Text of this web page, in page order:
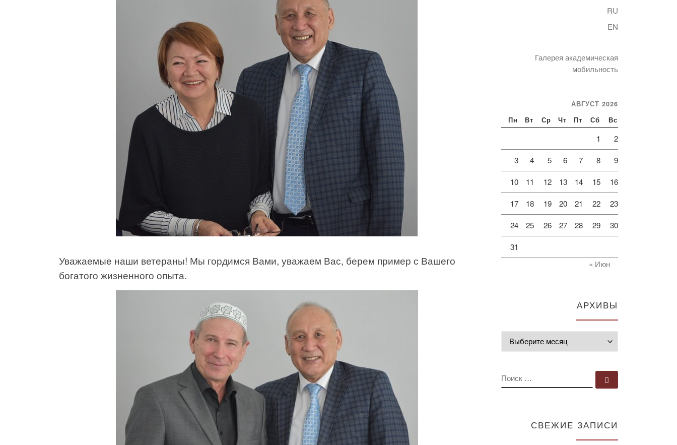
Уважаемые наши ветераны! Мы гордимся Вами, уважаем Вас, берем пример с Вашего
богатого жизненного опыта.
RU
EN
Галерея академическая
мобильность
АВГУСТ 2026
Пн Вт Ср Чт Пт Сб Вс
1 2
3 4 5 6 7 8 9
10 11 12 13 14 15 16
17 18 19 20 21 22 23
24 25 26 27 28 29 30
31
« Июн
АРХИВЫ
ПОИСК
СВЕЖИЕ ЗАПИСИ